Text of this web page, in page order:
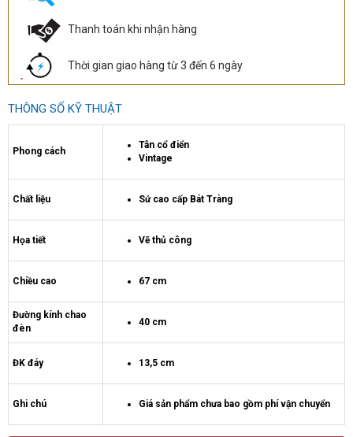
Thanh toán khi nhận hàng
Thời gian giao hàng từ 3 đến 6 ngày
THÔNG SỐ KỸ THUẬT
Phong cách
Tân cổ điển
Vintage
Chất liệu Sứ cao cấp Bát Tràng
Họa tiết Vẽ thủ công
Chiều cao 67 cm
Đường kính chao
đèn
40 cm
ĐK đáy 13,5 cm
Ghi chú Giá sản phẩm chưa bao gồm phí vận chuyển